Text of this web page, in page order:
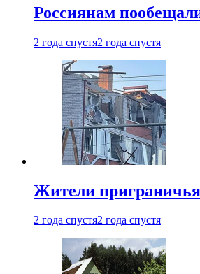
Россиянам
2 года спустя2 года спустя
Жители
2 года спустя2 года спустя